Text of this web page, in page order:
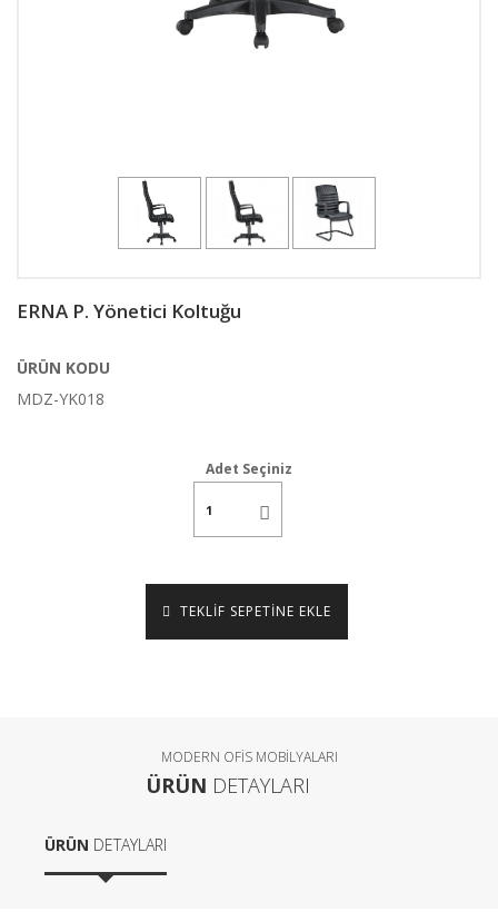
ERNA P. Yönetici Koltuğu
ÜRÜN KODU
MDZ-YK018
Adet Seçiniz
TEKLİF SEPETİNE EKLE
MODERN OFİS MOBİLYALARI
ÜRÜN DETAYLARI
ÜRÜN DETAYLARI